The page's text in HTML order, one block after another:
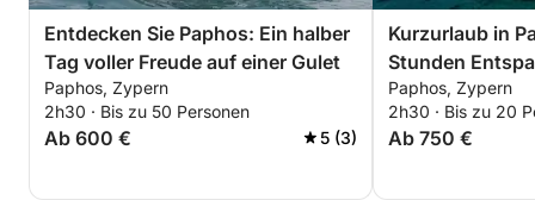
Entdecken Sie Paphos: Ein halber
Tag voller Freude auf einer Gulet
Paphos, Zypern
2h30 · Bis zu 50 Personen
Ab 600 € 5 (3)
Kurzurlaub in
Stunden
Motorboot
Paphos, Zypern
2h30 · Bis zu 20
Ab 750 €